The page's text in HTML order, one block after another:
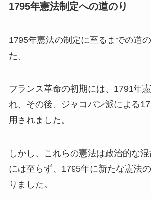
1795年憲法制定への道のり
1795年憲法の制定に至るまでの道
た。
フランス革命の初期には、1791年
れ、その後、ジャコバン派による
用されました。
しかし、これらの憲法は政治的な
には至らず、1795年に新たな憲法
りました。